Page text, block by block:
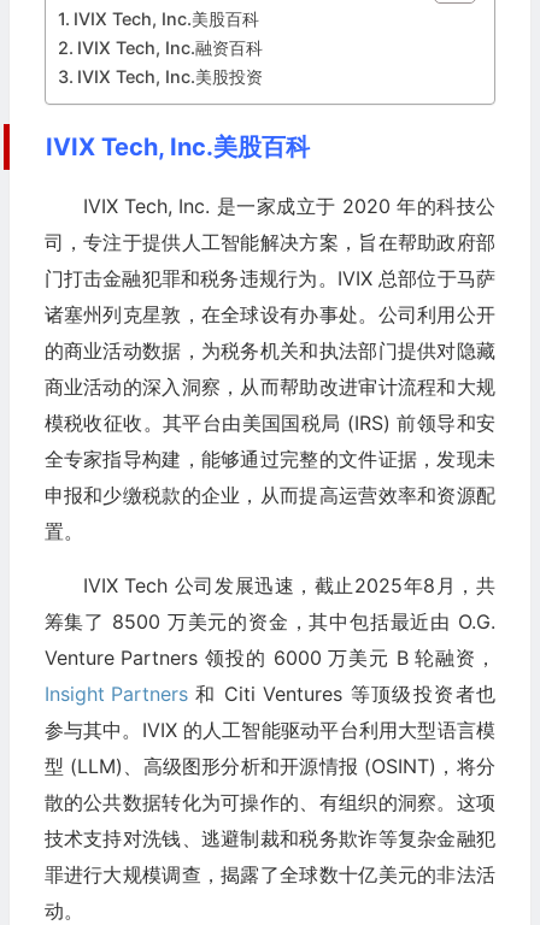
IVIX Tech, Inc.美股百科
IVIX Tech, Inc.融资百科
IVIX Tech, Inc.美股投资
IVIX Tech, Inc.美股百科
IVIX Tech, Inc. 是一家成立于 2020 年的科技公
司，专注于提供人工智能解决方案，旨在帮助政府部
门打击金融犯罪和税务违规行为。IVIX 总部位于马萨
诸塞州列克星敦，在全球设有办事处。公司利用公开
的商业活动数据，为税务机关和执法部门提供对隐藏
商业活动的深入洞察，从而帮助改进审计流程和大规
模税收征收。其平台由美国国税局 (IRS) 前领导和安
全专家指导构建，能够通过完整的文件证据，发现未
申报和少缴税款的企业，从而提高运营效率和资源配
置。
IVIX Tech 公司发展迅速，截止2025年8月，共
筹集了 8500 万美元的资金，其中包括最近由 O.G.
Venture Partners 领投的 6000 万美元 B 轮融资，
Insight Partners和 Citi Ventures 等顶级投资者也
参与其中。IVIX 的人工智能驱动平台利用大型语言模
型 (LLM)、高级图形分析和开源情报 (OSINT)，将分
散的公共数据转化为可操作的、有组织的洞察。这项
技术支持对洗钱、逃避制裁和税务欺诈等复杂金融犯
罪进行大规模调查，揭露了全球数十亿美元的非法活
动。